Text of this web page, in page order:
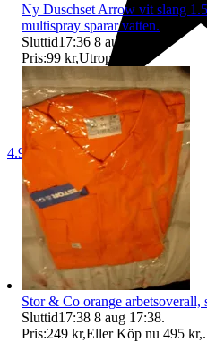
4.9
Ny Duschset Arrow vit slang
multispray sparar vatten.
Sluttid17:36 8 aug 17:36
Pris:99 kr,Utropspris
Stor & Co orange arbetsoverall,
Sluttid17:38 8 aug 17:38.
Pris:249 kr,Eller Köp nu 495 kr,.